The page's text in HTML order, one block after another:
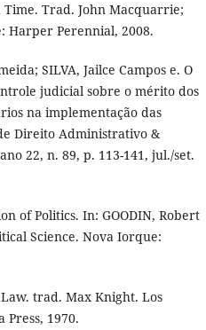
Time. Trad. John Macquarrie;
Harper Perennial, 2008.
SILVA, Jailce Campos e. O
judicial sobre o mérito dos
na implementação das
Direito Administrativo &
22, n. 89, p. 113-141, jul./set.
of Politics. In: GOODIN, Robert
Science. Nova Iorque:
trad. Max Knight. Los
1970.